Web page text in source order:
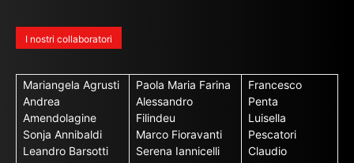
I nostri collaboratori
Mariangela Agrusti
Andrea
Amendolagine
Sonja Annibaldi
Leandro Barsotti
Paola Maria Farina
Alessandro
Filindeu
Marco Fioravanti
Serena Iannicelli
Francesco
Penta
Luisella
Pescatori
Claudio